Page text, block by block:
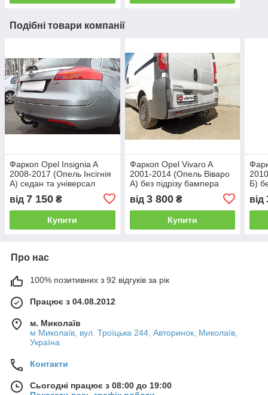
Подібні товари компанії
Фаркоп Opel Insignia A
2008-2017 (Опель Інсігнія
А) седан та універсал
від 7 150 ₴
Купити
Фаркоп Opel Vivaro A
2001-2014 (Опель Віваро
А) без підрізу бампера
від 3 800₴
Купити
Б)
від
Про нас
100% позитивних з 92 відгуків за рік
Працює з 04.08.2012
м. Миколаїв
м Миколаїв, вул. Троїцька 244, Авторинок, Миколаїв,
Україна
Контакти
Сьогодні працює з 08:00 до 19:00